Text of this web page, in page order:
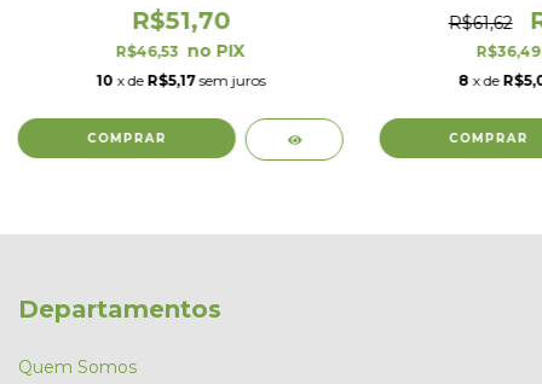
R$51,70
R$46,53
10 x de R$5,17 sem juros
R$61,62
8 x de
Departamentos
Quem Somos